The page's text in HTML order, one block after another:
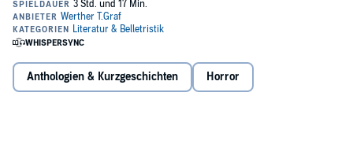
Anthologien & Kurzgeschichten Horror